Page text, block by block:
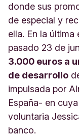
donde sus
de especial y
ella. En la
pasado 23 de
3.000 euros a
de desarrollo
impulsada por
España- en
voluntaria
banco.